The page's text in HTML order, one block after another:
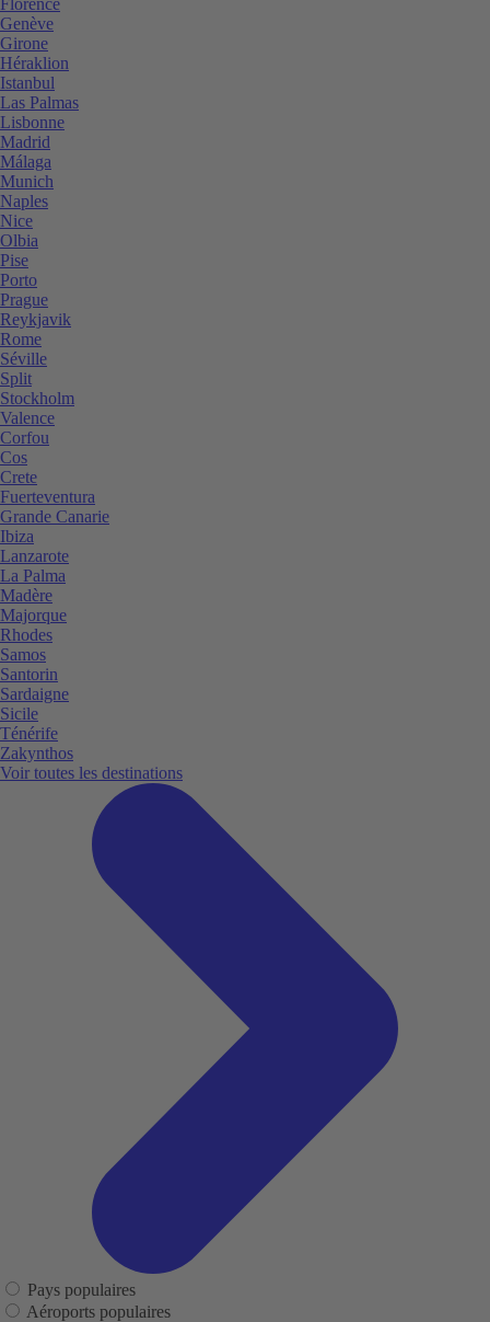
Genève
Girone
Héraklion
Istanbul
Las Palmas
Lisbonne
Madrid
Málaga
Munich
Naples
Nice
Olbia
Pise
Porto
Prague
Reykjavik
Rome
Séville
Split
Stockholm
Valence
Corfou
Cos
Crete
Fuerteventura
Grande Canarie
Ibiza
Lanzarote
La Palma
Madère
Majorque
Rhodes
Samos
Santorin
Sardaigne
Sicile
Ténérife
Zakynthos
Voir toutes les destinations
Pays populaires
Aéroports populaires